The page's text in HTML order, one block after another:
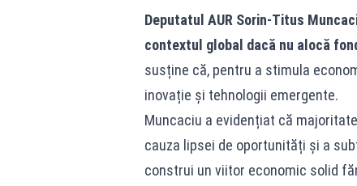
Deputatul AUR Sorin-Titus
contextul global dacă nu alocă
susține că, pentru a stimula
inovație și tehnologii emergente.
Muncaciu a evidențiat că
cauza lipsei de oportunități și a
construi un viitor economic solid